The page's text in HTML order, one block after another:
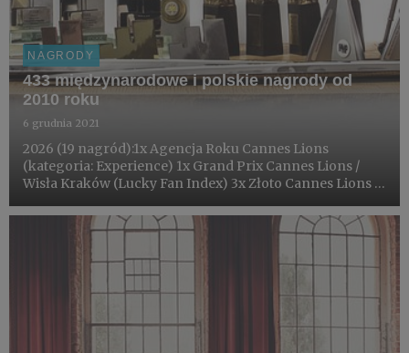
NAGRODY
433 międzynarodowe i polskie nagrody od
2010 roku
6 grudnia 2021
2026 (19 nagród):1x Agencja Roku Cannes Lions
(kategoria: Experience) 1x Grand Prix Cannes Lions /
Wisła Kraków (Lucky Fan Index) 3x Złoto Cannes Lions /
/ Wisła Kraków (Lucky Fan Index) 1x Brąz Cannes Lions /